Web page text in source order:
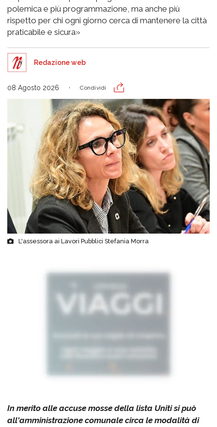
polemica e più programmazione, ma anche più
rispetto per chi ogni giorno cerca di mantenere la città
praticabile e sicura»
Redazione web
08 Agosto 2026 Condividi
L'assessora ai Lavori Pubblici Stefania Morra
In merito alle accuse mosse della lista Uniti si può
all'amministrazione comunale circa le modalità di